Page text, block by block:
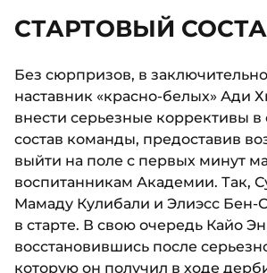
СТАРТОВЫЙ
Без сюрпризов, в
наставник «красно-белых» Ади
внести серьезные коррективы в
состав команды, предоставив
выйти на поле с первых минут
воспитанникам Академии. Так,
Мамаду Кулибали и Элиэсс Бен-
в старте. В свою очередь Кайо
восстановившись после
которую он получил в ходе